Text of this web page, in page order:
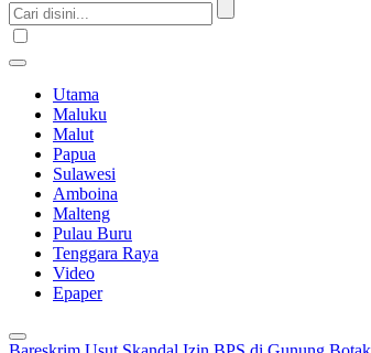
Utama
Maluku
Malut
Papua
Sulawesi
Amboina
Malteng
Pulau Buru
Tenggara Raya
Video
Epaper